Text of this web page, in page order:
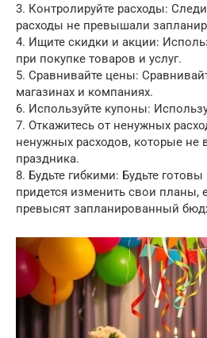
3. Контролируйте расходы:
расходы не превышали
4. Ищите скидки и акции:
при покупке товаров и услуг.
5. Сравнивайте цены:
магазинах и компаниях.
6. Используйте купоны:
7. Откажитесь от ненужных
ненужных расходов, которые не
праздника.
8. Будьте гибкими: Будьте
придется изменить свои планы,
превысят запланированный